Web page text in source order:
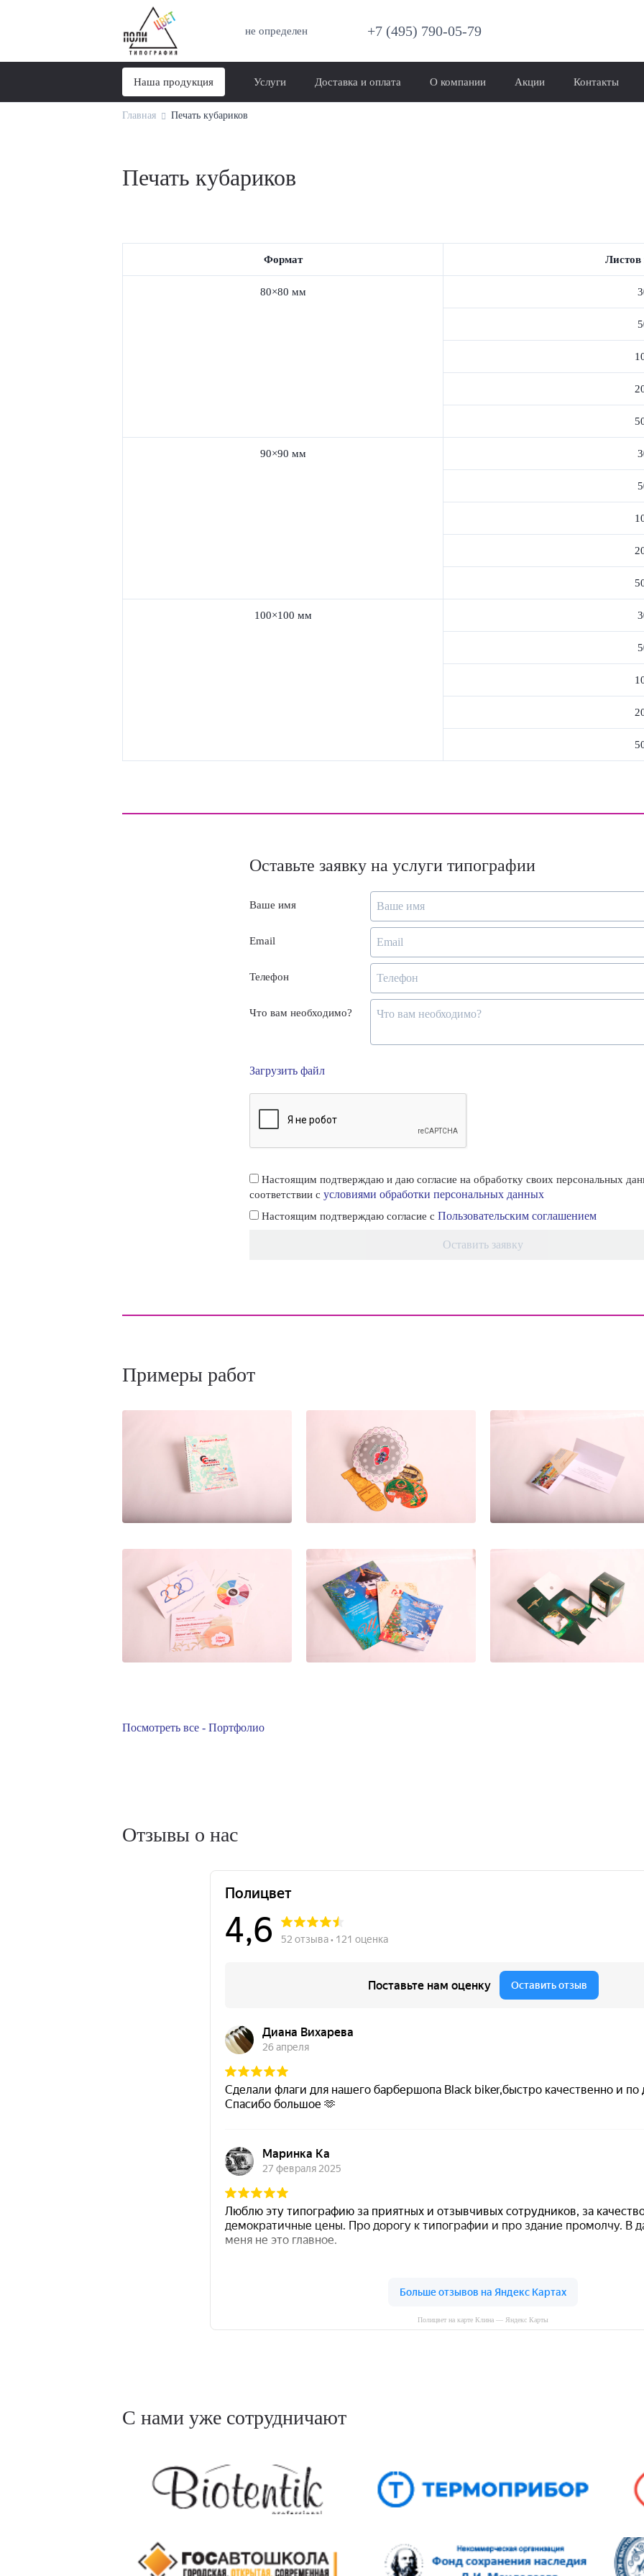
не определен +7 (495) 790-05-79
Наша продукция Услуги Доставка и оплата О компании Акции Контакты
Главная Печать кубариков
Печать кубариков
Формат Листов
80×80 мм
90×90 мм
100×100 мм
Оставьте заявку на услуги типографии
Ваше имя
Email
Телефон
Что вам необходимо?
Загрузить файл
Настоящим подтверждаю и даю согласие на обработку своих персональных
соответствии с условиями обработки персональных данных
Настоящим подтверждаю согласие с Пользовательским соглашением
Оставить заявку
Примеры работ
Посмотреть все - Портфолио
Отзывы о нас
Полицвет на карте Клина — Яндекс Карты
С нами уже сотрудничают